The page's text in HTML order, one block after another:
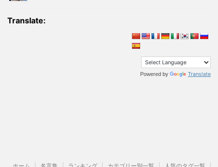
Translate:
Powered by Translate